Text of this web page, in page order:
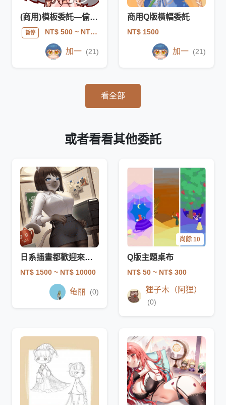
(商用)模板委託—偷笑/吃，動態.靜態
暫停 NT$ 500~ NT$ 1000
加一 (21)
商用Q版橫幅委託
NT$ 1500
加一 (21)
看全部
或者看看其他委託
日系​​插畫都歡迎來問看看
NT$ 1500 ~ NT$ 10000
龟丽 (0)
尚餘 10
Q版主題桌布
NT$ 50 ~ NT$ 300
狸子木（阿狸）
(0)